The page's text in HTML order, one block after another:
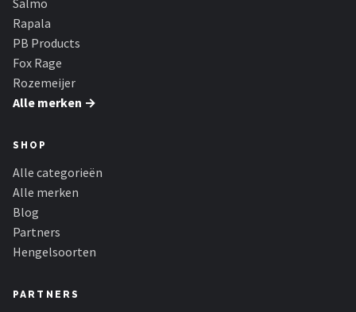
Salmo
Rapala
PB Products
Fox Rage
Rozemeijer
Alle merken →
SHOP
Alle categorieën
Alle merken
Blog
Partners
Hengelsoorten
PARTNERS